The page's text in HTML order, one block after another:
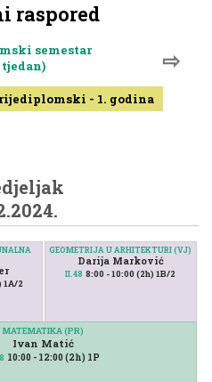
raspored
semestar
tjedan)
⇨
- 1. godina
1A/2
GEOMETRIJA U ARHITEKTURI (VJ)
Darija Marković
II.48 8:00 - 10:00 (2h) 1B/2
MATEMATIKA (PR)
Ivan Matić
10:00 - 12:00 (2h) 1P